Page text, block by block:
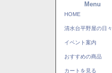
Menu
HOME
清水台平野屋の日々
イベント案内
おすすめの商品
カートを見る